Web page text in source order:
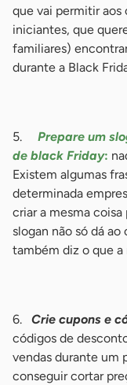
que vai permitir
iniciantes, que
familiares)
durante a Black
5.
Prepare um
de black Friday:
Existem algumas
determinada
criar a mesma
slogan não só dá
também diz o que a
6. Crie cupons e
códigos de
vendas durante um
conseguir cortar